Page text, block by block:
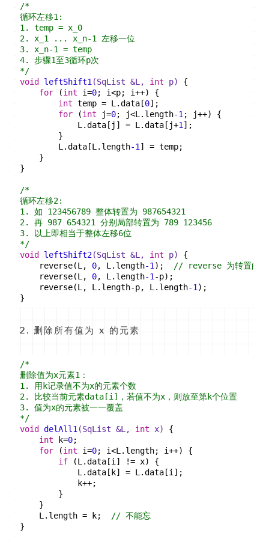
/*
循环左移1:
1. temp = x_0
2. x_1 ... x_n-1 左移一位
3. x_n-1 = temp
4. 步骤1至3循环p次
*/
void
leftShift1 (SqList &L, int p)
{
for (int i=0; i<p; i++) {
int temp = L.data[0];
for (int j=0; j<L.length-1 ; j++) {
L.data[j] = L.data[j+1 ];
}
L.data[L.length-1 ] = temp;
}
}
/*
循环左移2:
1. 如 123456789 整体转置为 987654321
2. 再 987 654321 分别局部转置为 789 123456
3. 以上即相当于整体左移6位
*/
void
leftShift2(SqList &L, int p)
{
reverse(L, 0, L.length-1 );
// reverse 为转置的功
reverse(L, 0, L.length-1 -p);
reverse(L, L.length-p, L.length-1 );
}
删除所有值为 x 的元素
/*
删除值为x元素1：
1. 用k记录值不为x的元素个数
2. 比较当前元素data[i]，若值不为x，则放至第k个位置
3. 值为x的元素被一一覆盖
*/
void
delAll1 (SqList &L, int x)
{
int k=0;
for (int i=0; i<L.length; i++) {
if (L.data[i] != x) {
L.data[k] = L.data[i];
k++;
}
}
L.length = k;
// 不能忘
}